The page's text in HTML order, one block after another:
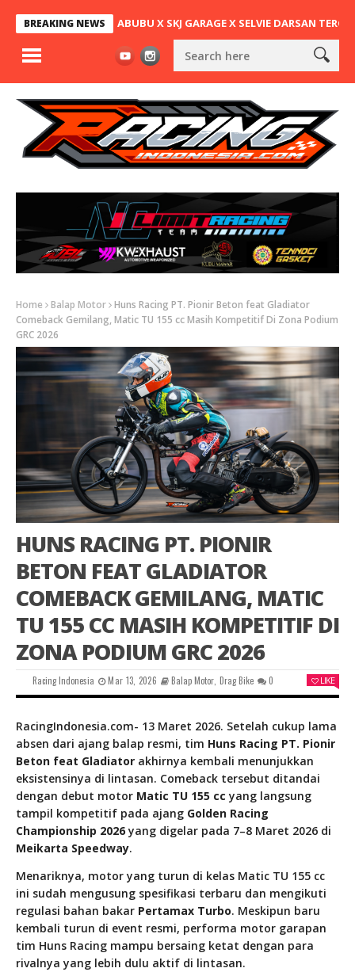
BREAKING NEWS
MOTOR X LABUBU X SKJ GARAGE X SELVIE DARSAN TERCEPAT
Home Balap Motor Huns Racing PT. Pionir Beton feat Gladiator
Comeback Gemilang, Matic TU 155 cc Masih Kompetitif Di Zona Podium
GRC 2026
HUNS RACING PT. PIONIR
BETON FEAT GLADIATOR
COMEBACK GEMILANG, MATIC
TU 155 CC MASIH KOMPETITIF DI
ZONA PODIUM GRC 2026
Racing Indonesia Mar 13, 2026 Balap Motor, Drag Bike 0 LIKE
RacingIndonesia.com- 13 Maret 2026. Setelah cukup lama
absen dari ajang balap resmi, tim Huns Racing PT. Pionir
Beton feat Gladiator akhirnya kembali menunjukkan
eksistensinya di lintasan. Comeback tersebut ditandai
dengan debut motor Matic TU 155 cc yang langsung
tampil kompetitif pada ajang Golden Racing
Championship 2026yang digelar pada 7–8 Maret 2026 di
Meikarta Speedway.
Menariknya, motor yang turun di kelas Matic TU 155 cc
ini sudah mengusung spesifikasi terbaru dan mengikuti
regulasi bahan bakar Pertamax Turbo. Meskipun baru
kembali turun di event resmi, performa motor garapan
tim Huns Racing mampu bersaing ketat dengan para
rivalnya yang lebih dulu aktif di lintasan.